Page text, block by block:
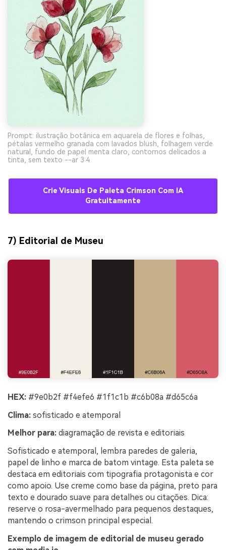
Prompt: ilustração botânica em aquarela de flores e folhas,
pétalas vermelho granada com lavados blush, folhagem verde
natural, fundo de papel menta claro, contornos delicados a
tinta, sem texto --ar 3:4
Crie Visuais De Paleta Crimson Com IA
Gratuitamente
7) Editorial de Museu
HEX: #9e0b2f #f4efe6 #1f1c1b #c6b08a #d65c6a
Clima: sofisticado e atemporal
Melhor para: diagramação de revista e editoriais
Sofisticado e atemporal, lembra paredes de galeria,
papel de linho e marca de batom vintage. Esta paleta se
destaca em editoriais com tipografia protagonista e cor
como apoio. Use creme como base da página, preto para
texto e dourado suave para detalhes ou citações. Dica:
reserve o rosa-avermelhado para pequenos destaques,
mantendo o crimson principal especial.
Exemplo de imagem de editorial de museu gerado